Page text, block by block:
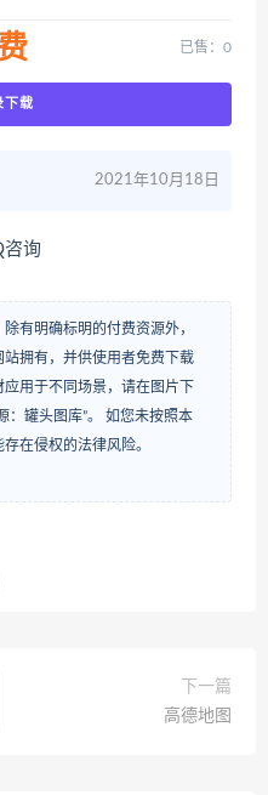
已售：0
下载
2021年10月18日
询
有明确标明的付费资源外，
拥有，并供使用者免费下载
用于不同场景，请在图片下
：罐头图库”。 如您未按照本
在侵权的法律风险。
下一篇
高德地图